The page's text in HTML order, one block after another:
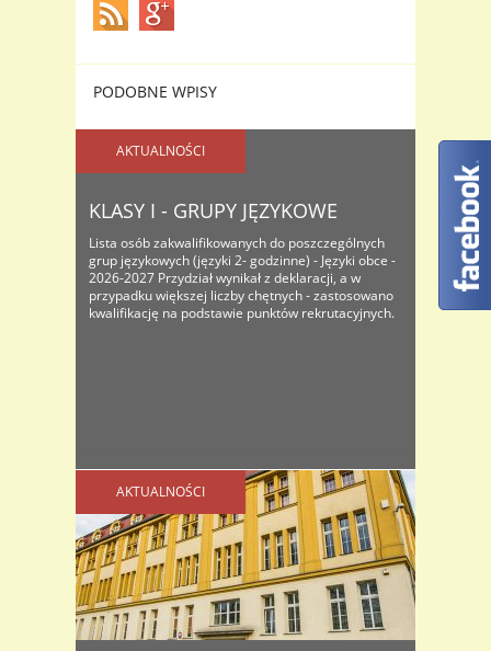
PODOBNE WPISY
AKTUALNOŚCI
KLASY I - GRUPY JĘZYKOWE
Lista osób zakwalifikowanych do poszczególnych
grup językowych (języki 2- godzinne) - Języki obce -
2026-2027 Przydział wynikał z deklaracji, a w
przypadku większej liczby chętnych - zastosowano
kwalifikację na podstawie punktów rekrutacyjnych.
AKTUALNOŚCI